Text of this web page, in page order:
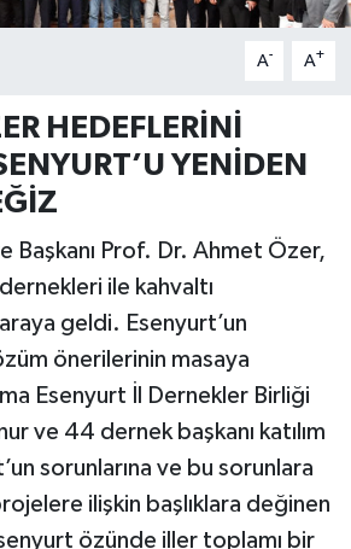
A- A+
HEDEFLERİNİ
YENİDEN
Başkanı Prof. Dr. Ahmet Özer,
ile kahvaltı
geldi. Esenyurt’un
önerilerinin masaya
Esenyurt İl Dernekler Birliği
ve 44 dernek başkanı katılım
sorunlarına ve bu sorunlara
projelere ilişkin başlıklara değinen
özünde iller toplamı bir